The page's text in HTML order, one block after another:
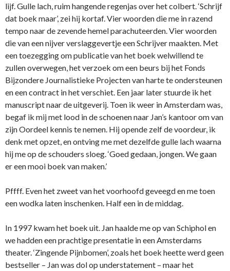
lijf. Gulle lach, ruim hangende regenjas over het colbert. ‘Schrijf
dat boek maar’, zei hij kortaf. Vier woorden die me in razend
tempo naar de zevende hemel parachuteerden. Vier woorden
die van een nijver verslaggevertje een Schrijver maakten. Met
een toezegging om publicatie van het boek welwillend te
zullen overwegen, het verzoek om een beurs bij het Fonds
Bijzondere Journalistieke Projecten van harte te ondersteunen
en een contract in het verschiet. Een jaar later stuurde ik het
manuscript naar de uitgeverij. Toen ik weer in Amsterdam was,
begaf ik mij met lood in de schoenen naar Jan’s kantoor om van
zijn Oordeel kennis te nemen. Hij opende zelf de voordeur, ik
denk met opzet, en ontving me met dezelfde gulle lach waarna
hij me op de schouders sloeg. ‘Goed gedaan, jongen. We gaan
er een mooi boek van maken.’
Pffff. Even het zweet van het voorhoofd geveegd en me toen
een wodka laten inschenken. Half een in de middag.
In 1997 kwam het boek uit. Jan haalde me op van Schiphol en
we hadden een prachtige presentatie in een Amsterdams
theater. ‘Zingende Pijnbomen’, zoals het boek heette werd geen
bestseller – Jan was dol op understatement – maar het